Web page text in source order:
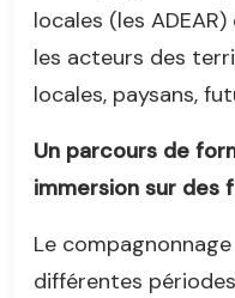
locales (les
les acteurs des
locales, paysans,
Un parcours de
immersion sur des
Le
différentes